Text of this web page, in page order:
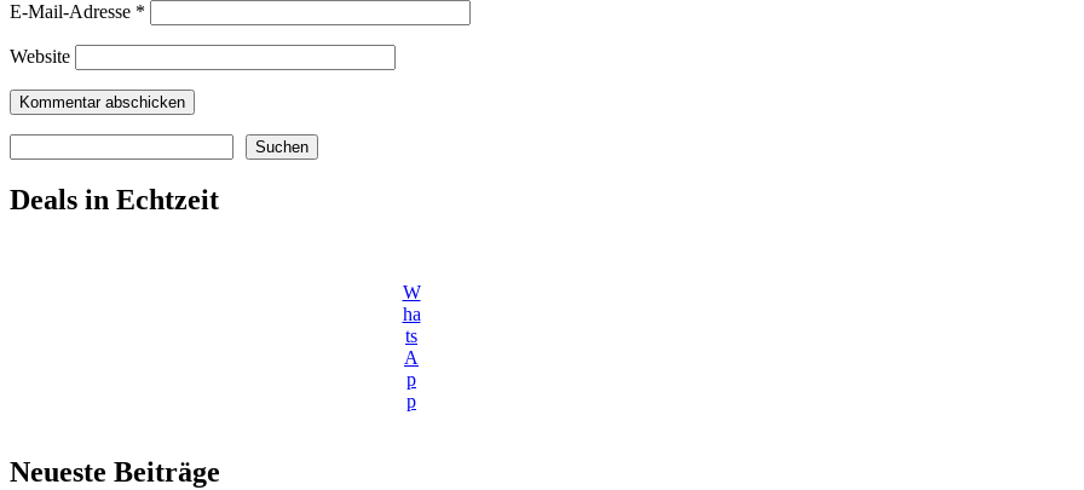
E-Mail-Adresse *
Website
Suchen
Deals in Echtzeit
W
ha
ts
A
p
p
Neueste Beiträge